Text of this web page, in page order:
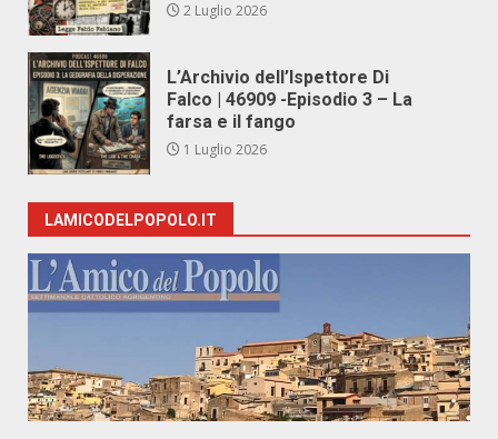
2 Luglio 2026
L’Archivio dell’Ispettore Di
Falco | 46909 -Episodio 3 – La
farsa e il fango
1 Luglio 2026
LAMICODELPOPOLO.IT